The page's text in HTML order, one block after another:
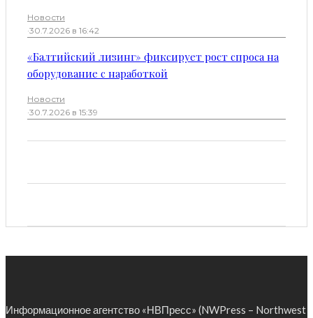
Новости
·30.7.2026 в 16:42
«Балтийский лизинг» фиксирует рост спроса на
оборудование с наработкой
Новости
·30.7.2026 в 15:39
Информационное агентство «НВПресс» (NWPress – Northwest